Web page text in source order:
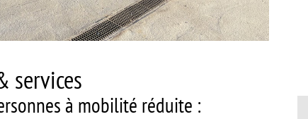
services
à mobilité réduite :